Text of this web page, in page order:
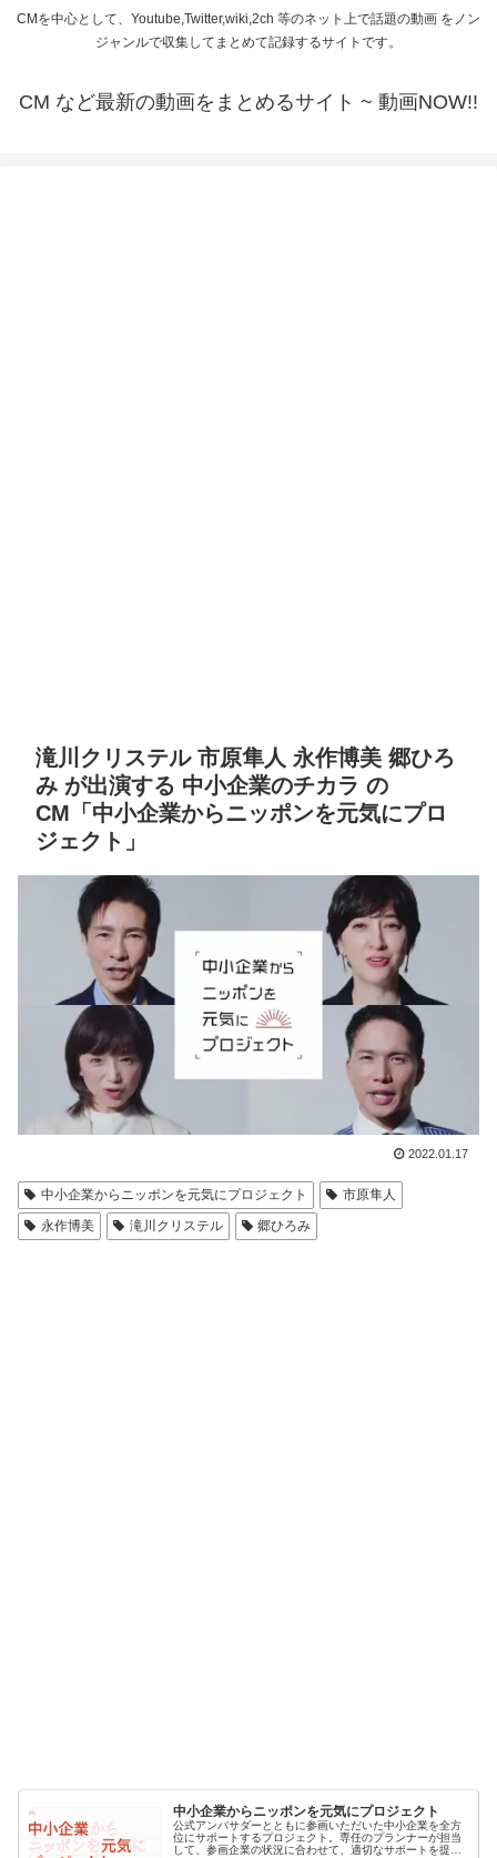
CMを中心として、Youtube,Twitter,wiki,2ch 等のネット上で話題の動画 をノン
ジャンルで収集してまとめて記録するサイトです。
CM など最新の動画をまとめるサイト ~ 動画NOW!!
滝川クリステル 市原隼人 永作博美 郷ひろ
み が出演する 中⼩企業のチカラ の
CM「中小企業からニッポンを元気にプロ
ジェクト」
2022.01.17
中小企業からニッポンを元気にプロジェクト
市原隼人
永作博美
滝川クリステル 郷ひろみ
中小企業からニッポンを元気にプロジェクト
公式アンバサダーとともに参画いただいた中小企業を全方
位にサポートするプロジェクト。専任のプランナーが担当
して、参画企業の状況に合わせて、適切なサポートを提案